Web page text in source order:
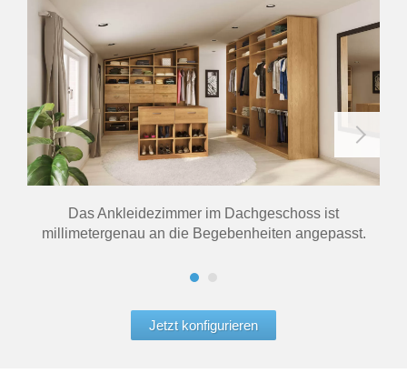
Das Ankleidezimmer im Dachgeschoss ist
millimetergenau an die Begebenheiten angepasst.
Jetzt konfigurieren